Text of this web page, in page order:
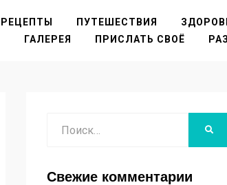
РЕЦЕПТЫ ПУТЕШЕСТВИЯ
ГАЛЕРЕЯ ПРИСЛАТЬ СВОЁ
Свежие комментарии